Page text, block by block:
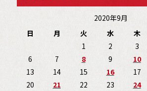
2020年9月
日
月 火 水 木
1 2 3
6
7 8 9 10
13
14 15 16 17
20
21 22 23 24